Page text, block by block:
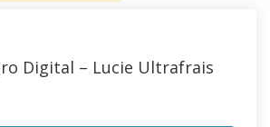
Digital – Lucie Ultrafrais